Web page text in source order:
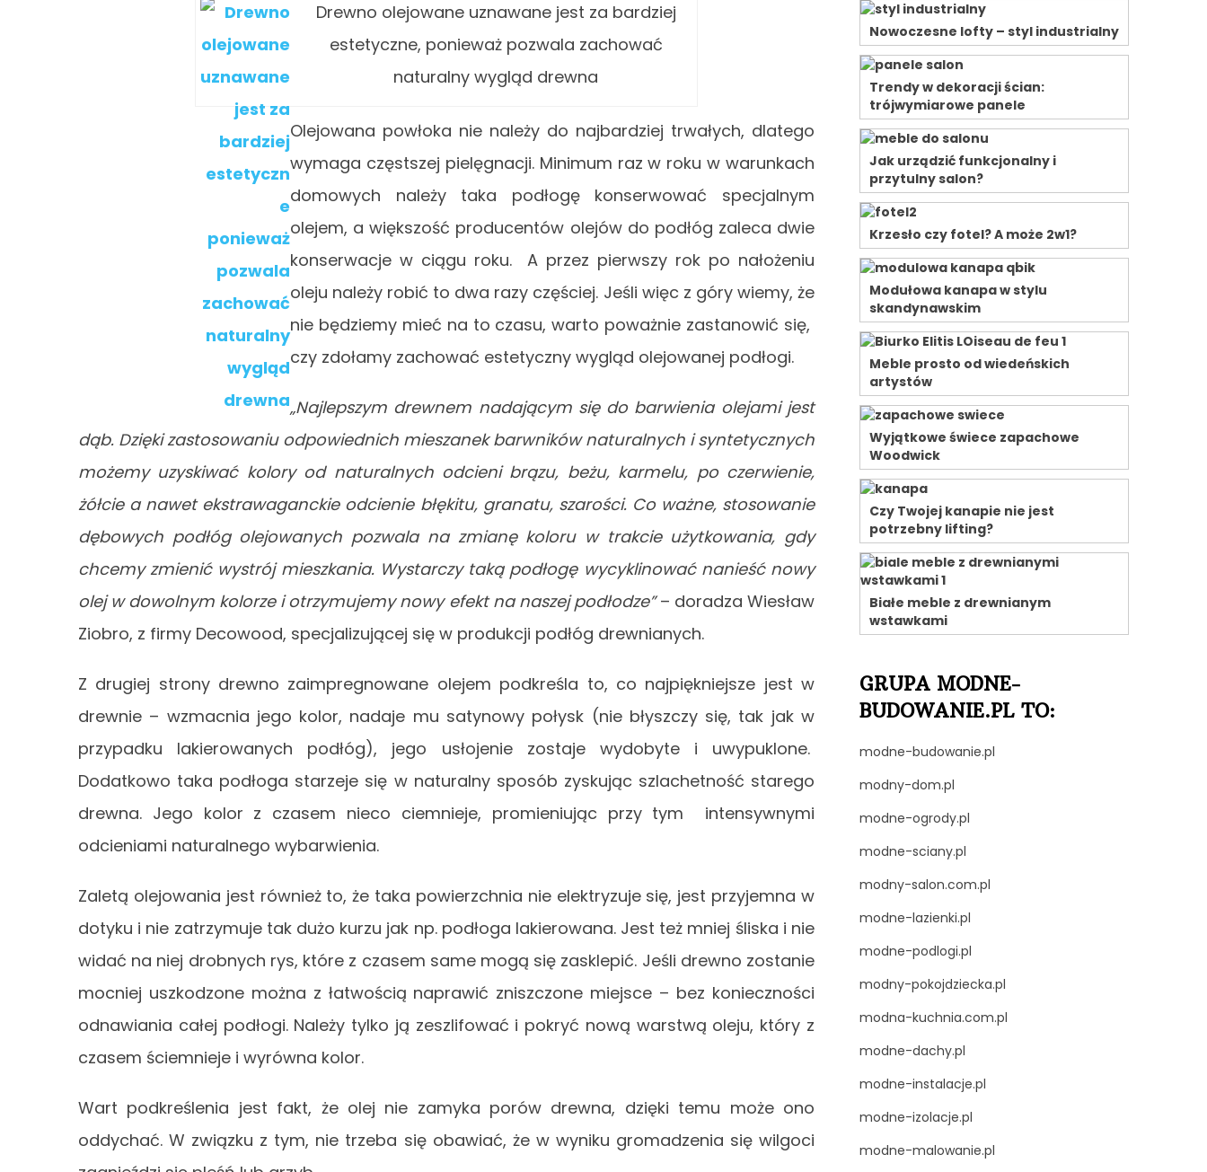
Drewno olejowane uznawane jest za bardziej
estetyczne, ponieważ pozwala zachować
naturalny wygląd drewna
Olejowana powłoka nie należy do najbardziej trwałych, dlatego
wymaga częstszej pielęgnacji. Minimum raz w roku w warunkach
domowych należy taka podłogę konserwować specjalnym
olejem, a większość producentów olejów do podłóg zaleca dwie
konserwacje w ciągu roku. A przez pierwszy rok po nałożeniu
oleju należy robić to dwa razy częściej. Jeśli więc z góry wiemy, że
nie będziemy mieć na to czasu, warto poważnie zastanowić się,
czy zdołamy zachować estetyczny wygląd olejowanej podłogi.
„Najlepszym drewnem nadającym się do barwienia olejami jest
dąb. Dzięki zastosowaniu odpowiednich mieszanek barwników naturalnych i syntetycznych
możemy uzyskiwać kolory od naturalnych odcieni brązu, beżu, karmelu, po czerwienie,
żółcie a nawet ekstrawaganckie odcienie błękitu, granatu, szarości. Co ważne, stosowanie
dębowych podłóg olejowanych pozwala na zmianę koloru w trakcie użytkowania, gdy
chcemy zmienić wystrój mieszkania. Wystarczy taką podłogę wycyklinować nanieść nowy
olej w dowolnym kolorze i otrzymujemy nowy efekt na naszej podłodze”– doradza Wiesław
Ziobro, z firmy Decowood, specjalizującej się w produkcji podłóg drewnianych.
Z drugiej strony drewno zaimpregnowane olejem podkreśla to, co najpiękniejsze jest w
drewnie – wzmacnia jego kolor, nadaje mu satynowy połysk (nie błyszczy się, tak jak w
przypadku lakierowanych podłóg), jego usłojenie zostaje wydobyte i uwypuklone.
Dodatkowo taka podłoga starzeje się w naturalny sposób zyskując szlachetność starego
drewna. Jego kolor z czasem nieco ciemnieje, promieniując przy tym intensywnymi
odcieniami naturalnego wybarwienia.
Zaletą olejowania jest również to, że taka powierzchnia nie elektryzuje się, jest przyjemna w
dotyku i nie zatrzymuje tak dużo kurzu jak np. podłoga lakierowana. Jest też mniej śliska i nie
widać na niej drobnych rys, które z czasem same mogą się zasklepić. Jeśli drewno zostanie
mocniej uszkodzone można z łatwością naprawić zniszczone miejsce – bez konieczności
odnawiania całej podłogi. Należy tylko ją zeszlifować i pokryć nową warstwą oleju, który z
czasem ściemnieje i wyrówna kolor.
Wart podkreślenia jest fakt, że olej nie zamyka porów drewna, dzięki temu może ono
oddychać. W związku z tym, nie trzeba się obawiać, że w wyniku gromadzenia się wilgoci
Nowoczesne lofty – styl industrialny
Trendy w dekoracji ścian:
trójwymiarowe panele
Jak urządzić funkcjonalny i
przytulny salon?
Krzesło czy fotel? A może 2w1?
Modułowa kanapa w stylu
skandynawskim
Meble prosto od wiedeńskich
artystów
Wyjątkowe świece zapachowe
Woodwick
Czy Twojej kanapie nie jest
potrzebny lifting?
Białe meble z drewnianym
wstawkami
GRUPA MODNE-
BUDOWANIE.PL TO:
modne-budowanie.pl
modny-dom.pl
modne-ogrody.pl
modne-sciany.pl
modny-salon.com.pl
modne-lazienki.pl
modne-podlogi.pl
modny-pokojdziecka.pl
modna-kuchnia.com.pl
modne-dachy.pl
modne-instalacje.pl
modne-izolacje.pl
modne-malowanie.pl